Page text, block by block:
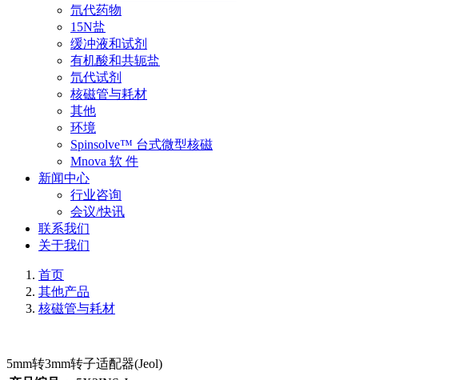
氘代药物
15N盐
缓冲液和试剂
有机酸和共轭盐
氘代试剂
核磁管与耗材
其他
环境
Spinsolve™ 台式微型核磁
Mnova 软 件
新闻中心
行业咨询
会议/快讯
联系我们
关于我们
首页
其他产品
核磁管与耗材
5mm转3mm转子适配器(Jeol)